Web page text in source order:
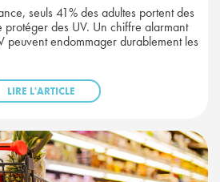
seuls 41% des adultes portent des
protéger des UV. Un chiffre alarmant
peuvent endommager durablement les
LIRE L'ARTICLE